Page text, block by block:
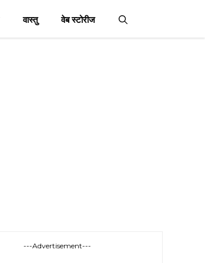
वास्तु वेब स्टोरीज
---Advertisement---